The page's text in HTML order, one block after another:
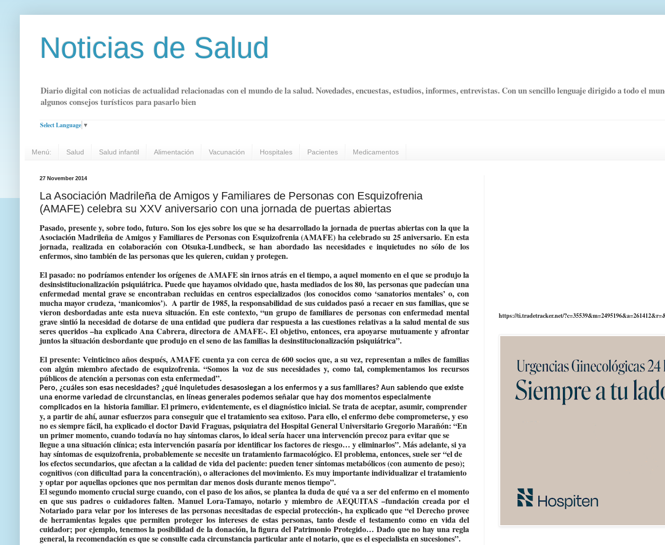
Noticias de Salud
Diario digital con noticias de actualidad relacionadas con el mundo de la salud. Novedades, encuestas, estudios, informes, entrevistas. Con un sencillo lenguaje dirigido a todo el
algunos consejos turísticos para pasarlo bien
Select Language ▼
Menú: Salud Salud infantil Alimentación Vacunación Hospitales Pacientes Medicamentos
27 November 2014
La Asociación Madrileña de Amigos y Familiares de Personas con Esquizofrenia
(AMAFE) celebra su XXV aniversario con una jornada de puertas abiertas
Pasado, presente y, sobre todo, futuro. Son los ejes sobre los que se ha desarrollado la jornada de puertas abiertas con la que la
Asociación Madrileña de Amigos y Familiares de Personas con Esquizofrenia (AMAFE) ha celebrado su 25 aniversario. En esta
jornada, realizada en colaboración con Otsuka-Lundbeck, se han abordado las necesidades e inquietudes no sólo de los
enfermos, sino también de las personas que les quieren, cuidan y protegen.
El pasado: no podríamos entender los orígenes de AMAFE sin irnos atrás en el tiempo, a aquel momento en el que se produjo la
desinsistitucionalización psiquiátrica. Puede que hayamos olvidado que, hasta mediados de los 80, las personas que padecían una
enfermedad mental grave se encontraban recluidas en centros especializados (los conocidos como ‘sanatorios mentales’ o, con
mucha mayor crudeza, ‘manicomios’). A partir de 1985, la responsabilidad de sus cuidados pasó a recaer en sus familias, que se
vieron desbordadas ante esta nueva situación. En este contexto, “un grupo de familiares de personas con enfermedad mental
grave sintió la necesidad de dotarse de una entidad que pudiera dar respuesta a las cuestiones relativas a la salud mental de sus
seres queridos –ha explicado Ana Cabrera, directora de AMAFE-. El objetivo, entonces, era apoyarse mutuamente y afrontar
juntos la situación desbordante que produjo en el seno de las familias la desinstitucionalización psiquiátrica”.
El presente: Veinticinco años después, AMAFE cuenta ya con cerca de 600 socios que, a su vez, representan a miles de familias
con algún miembro afectado de esquizofrenia. “Somos la voz de sus necesidades y, como tal, complementamos los recursos
públicos de atención a personas con esta enfermedad”.
Pero, ¿cuáles son esas necesidades? ¿qué inquietudes desasosiegan a los enfermos y a sus familiares? Aun sabiendo que existe
una enorme variedad de circunstancias, en líneas generales podemos señalar que hay dos momentos especialmente
complicados en la historia familiar. El primero, evidentemente, es el diagnóstico inicial. Se trata de aceptar, asumir, comprender
y, a partir de ahí, aunar esfuerzos para conseguir que el tratamiento sea exitoso. Para ello, el enfermo debe comprometerse, y eso
no es siempre fácil, ha explicado el doctor David Fraguas, psiquiatra del Hospital General Universitario Gregorio Marañón: “En
un primer momento, cuando todavía no hay síntomas claros, lo ideal sería hacer una intervención precoz para evitar que se
llegue a una situación clínica; esta intervención pasaría por identificar los factores de riesgo… y eliminarlos”. Más adelante, si ya
hay síntomas de esquizofrenia, probablemente se necesite un tratamiento farmacológico. El problema, entonces, suele ser “el de
los efectos secundarios, que afectan a la calidad de vida del paciente: pueden tener síntomas metabólicos (con aumento de peso);
cognitivos (con dificultad para la concentración), o alteraciones del movimiento. Es muy importante individualizar el tratamiento
y optar por aquellas opciones que nos permitan dar menos dosis durante menos tiempo”.
El segundo momento crucial surge cuando, con el paso de los años, se plantea la duda de qué va a ser del enfermo en el momento
en que sus padres o cuidadores falten. Manuel Lora-Tamayo, notario y miembro de AEQUITAS –fundación creada por el
Notariado para velar por los intereses de las personas necesitadas de especial protección-, ha explicado que “el Derecho provee
de herramientas legales que permiten proteger los intereses de estas personas, tanto desde el testamento como en vida del
cuidador; por ejemplo, tenemos la posibilidad de la donación, la figura del Patrimonio Protegido… Dado que no hay una regla
general, la recomendación es que se consulte cada circunstancia particular ante el notario, que es el especialista en sucesiones”.
https://ti.tradetracker.net/